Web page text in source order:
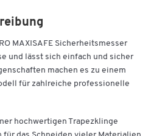
MAXISAFE Sicherheitsmesser
und lässt sich einfach und sicher
machen es zu einem
für zahlreiche professionelle
hochwertigen Trapezklinge